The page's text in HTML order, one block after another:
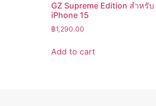
GZ Supreme Edition สำหรับ
iPhone 15
฿1,290.00
Add to cart